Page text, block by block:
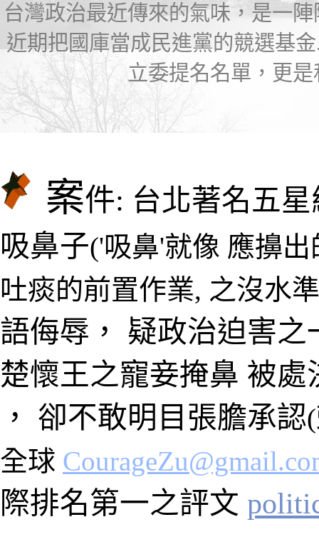
台灣政治最近傳來的氣味，是一
近期把國庫當成民進黨的競選基
立委提名名單，更
案件: 台北著名五
吸鼻子('吸鼻'就像 應擤
吐痰的前置作業, 之沒水
語侮辱， 疑政治迫害
楚懷王之寵妾掩鼻 被處
， 卻不敢明目張膽承認
全球
際排名第一之評文